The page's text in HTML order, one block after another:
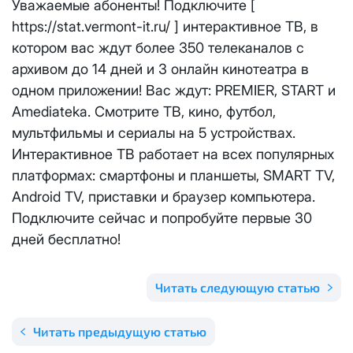
Уважаемые абоненты! Подключите [
https://stat.vermont-it.ru/ ] интерактивное ТВ, в
котором вас ждут более 350 телеканалов с
архивом до 14 дней и 3 онлайн кинотеатра в
одном приложении! Вас ждут: PREMIER, START и
Amediateka. Смотрите ТВ, кино, футбол,
мультфильмы и сериалы на 5 устройствах.
Интерактивное ТВ работает на всех популярных
платформах: смартфоны и планшеты, SMART TV,
Android TV, приставки и браузер компьютера.
Подключите сейчас и попробуйте первые 30
дней бесплатно!
Читать предыдущую статью
Читать следующую статью
Телевидение
Аренда оборудования
Отправить
Я даюсогласие на обработку персональных данныхв
соответствии сПолитикой в отношении обработки
персональных данных
КС 300
НП20
КС 500
НП30
НП50
МойДом100
Email*
Адрес подключения*
Я даюсогласие на обработку персональных данныхв
соответствии с Политикой в отношении обработки
Email*
Отправить
Я даюсогласие на обработку персональных данных
соответствии сПолитикой в отношении обработки
персональных данных
последующее выделение публичного IP адреса с
рублей.